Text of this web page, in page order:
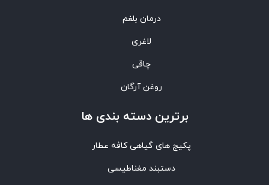
درمان بلغم
لاغری
چاقی
روغن آرگان
برترین‌ دسته بندی ها
پکیج های گیاهی کافه عطار
دستبند مغناطیسی